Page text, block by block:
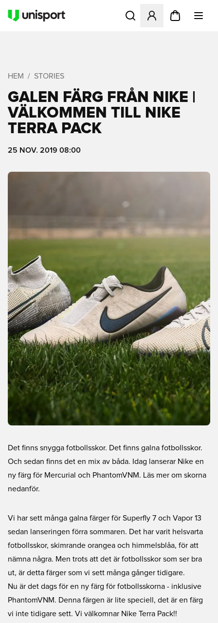
Öppnar en Modal för att
HEM STORIES
GALEN FÄRG FRÅN NIKE |
VÄLKOMMEN TILL NIKE
TERRA PACK
25 NOV. 2019 08:00
Det finns snygga fotbollsskor. Det finns galna fotbollsskor.
Och sedan finns det en mix av båda. Idag lanserar Nike en
ny färg för Mercurial och PhantomVNM. Läs mer om skorna
nedanför.
Vi har sett många galna färger för Superfly 7 och Vapor 13
sedan lanseringen förra sommaren. Det har varit helsvarta
fotbollsskor, skimrande orangea och himmelsblåa, för att
nämna några. Men trots att det är fotbollsskor som ser bra
ut, är detta färger som vi sett många gånger tidigare.
Nu är det dags för en ny färg för fotbollsskorna - inklusive
PhantomVNM. Denna färgen är lite speciell, det är en färg
vi inte tidigare sett. Vi välkomnar Nike Terra Pack!!